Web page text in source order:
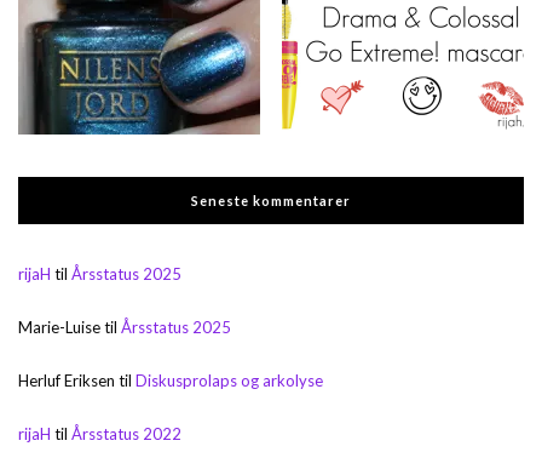
Seneste kommentarer
rijaH til Årsstatus 2025
Marie-Luisetil Årsstatus 2025
Herluf Eriksen til Diskusprolaps og arkolyse
rijaH til Årsstatus 2022